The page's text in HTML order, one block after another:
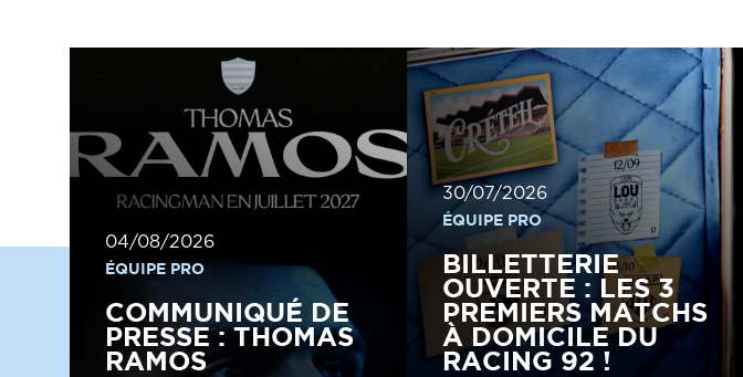
04/08/2026
ÉQUIPE PRO
COMMUNIQUÉ DE
PRESSE : THOMAS
RAMOS
30/07/2026
ÉQUIPE PRO
BILLETTERIE
OUVERTE : LES 3
PREMIERS MATCHS
À DOMICILE DU
RACING 92 !